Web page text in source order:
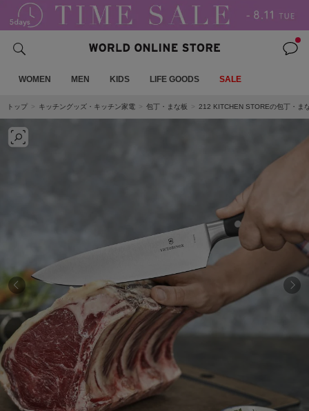
WOMEN MEN KIDS LIFE GOODS SALE
トップ キッチングッズ・キッチン家電 包丁・まな板 212 KITCHEN STOREの包丁・ま